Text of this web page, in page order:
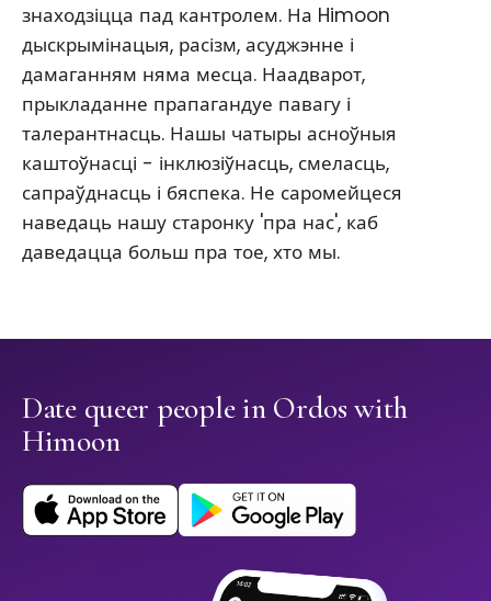
знаходзіцца пад кантролем. На Himoon
дыскрымінацыя, расізм, асуджэнне і
дамаганням няма месца. Наадварот,
прыкладанне прапагандуе павагу і
талерантнасць. Нашы чатыры асноўныя
каштоўнасці - інклюзіўнасць, смеласць,
сапраўднасць і бяспека. Не саромейцеся
наведаць нашу старонку 'пра нас', каб
даведацца больш пра тое, хто мы.
Date queer people in Ordos with
Himoon